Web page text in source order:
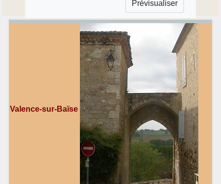
Valence-sur-Baïse